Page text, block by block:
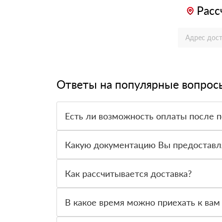
Ответы на популярные
Есть ли возможность оплаты после
вправе от него отказаться.
Какую документацию Вы
Как рассчитывается доставка?
стоимости и сроков доставки, которые
В какое время можно приехать к вам